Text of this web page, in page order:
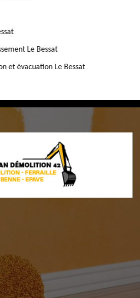
Le Bessat
et évacuation Le Bessat